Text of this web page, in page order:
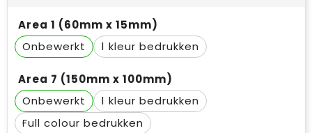
Area 1 (60mm x 15mm)
Onbewerkt
1
Area 7 (150mm x 100mm)
Onbewerkt
1
Full colour